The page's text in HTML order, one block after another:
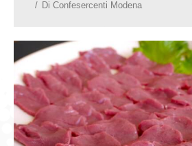
Di Confesercenti Modena